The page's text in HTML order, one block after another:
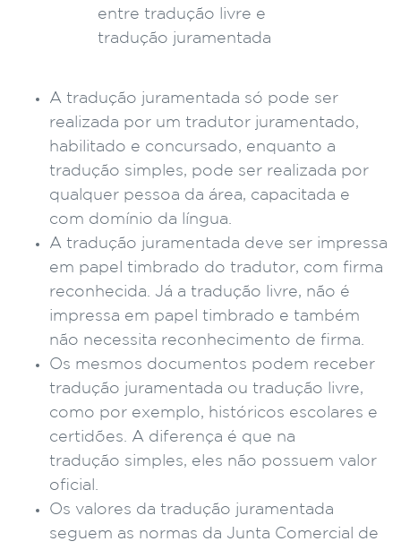
A tradução juramentada só pode ser
realizada por um tradutor juramentado,
habilitado e concursado, enquanto a
tradução simples, pode ser realizada por
qualquer pessoa da área, capacitada e
com domínio da língua.
A tradução juramentada deve ser impressa
em papel timbrado do tradutor, com firma
reconhecida. Já a tradução livre, não é
impressa em papel timbrado e também
não necessita reconhecimento de firma.
Os mesmos documentos podem receber
tradução juramentada ou tradução livre,
como por exemplo, históricos escolares e
certidões. A diferença é que na
tradução simples, eles não possuem valor
oficial.
Os valores da tradução juramentada
seguem as normas da Junta Comercial de